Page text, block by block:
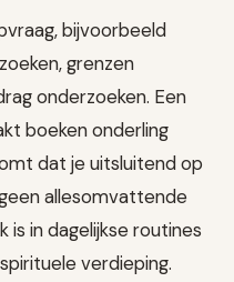
bijvoorbeeld
grenzen
onderzoeken. Een
boeken onderling
dat je uitsluitend op
allesomvattende
is in dagelijkse routines
verdieping.